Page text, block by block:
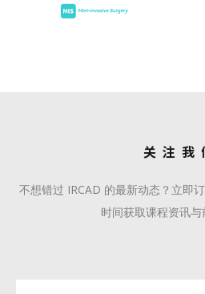
关 注 我
不想错过 IRCAD 的最新动态？立即
时间获取课程资讯与